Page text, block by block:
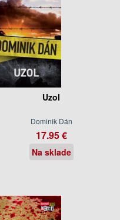
Uzol
Dominik Dán
17.95 €
Na sklade